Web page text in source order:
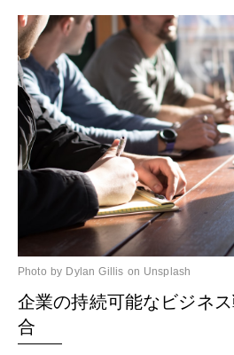
Photo by Dylan Gillis on Unsplash
企業の持続可能なビジネ
合